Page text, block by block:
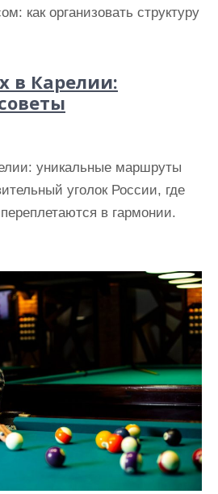
как организовать структуру
в Карелии:
уникальные маршруты
уголок России, где
в гармонии.